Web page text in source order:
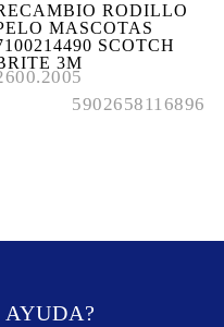
RODILLO
MASCOTAS
SCOTCH
3M
5902658116896
AYUDA?